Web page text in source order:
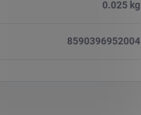
0.025 kg
8590396952004